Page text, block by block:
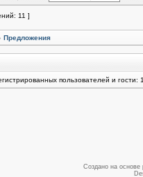
11 ]
Предложения
пользователей и гости:
Создано на основе